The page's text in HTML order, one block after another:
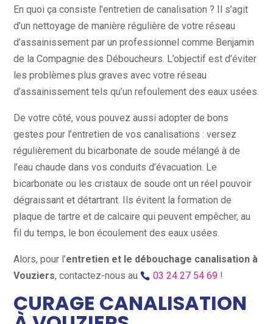
En quoi ça consiste l’entretien de canalisation ? Il s’agit
d’un nettoyage de manière régulière de votre réseau
d’assainissement par un professionnel comme Benjamin
de la Compagnie des Déboucheurs. L’objectif est d’éviter
les problèmes plus graves avec votre réseau
d’assainissement tels qu’un refoulement des eaux usées.
De votre côté, vous pouvez aussi adopter de bons
gestes pour l’entretien de vos canalisations : versez
régulièrement du bicarbonate de soude mélangé à de
l’eau chaude dans vos conduits d’évacuation. Le
bicarbonate ou les cristaux de soude ont un réel pouvoir
dégraissant et détartrant. Ils évitent la formation de
plaque de tartre et de calcaire qui peuvent empêcher, au
fil du temps, le bon écoulement des eaux usées.
Alors, pour l’entretien et le débouchage canalisation à
Vouziers, contactez-nous au 03 24 27 54 69 !
CURAGE CANALISATION